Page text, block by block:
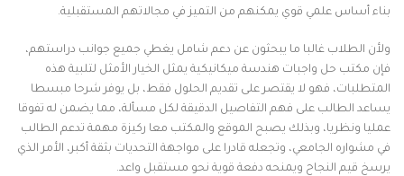
بناء أساس علمي قوي يمكنهم من التميز في مجالاتهم المستقبلية.
ولأن الطلاب غالبا ما يبحثون عن دعم شامل يغطي جميع جوانب دراستهم،
فإن مكتب حل واجبات هندسة ميكانيكية يمثل الخيار الأمثل لتلبية هذه
المتطلبات، فهو لا يقتصر على تقديم الحلول فقط، بل يوفر شرحا مبسطا
يساعد الطالب على فهم التفاصيل الدقيقة لكل مسألة، مما يضمن له تفوقا
عمليا ونظريا، وبذلك يصبح الموقع والمكتب معا ركيزة مهمة تدعم الطالب
في مشواره الجامعي، وتجعله قادرا على مواجهة التحديات بثقة أكبر، الأمر الذي
يرسخ قيم النجاح ويمنحه دفعة قوية نحو مستقبل واعد.